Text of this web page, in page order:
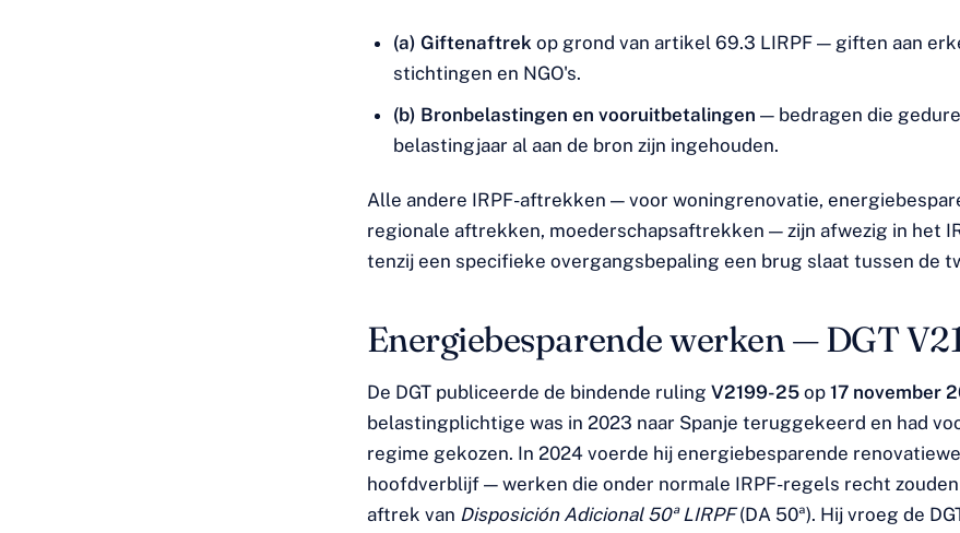
(a) Giftenaftrek op grond van artikel 69.3 LIRPF — giften aan
stichtingen en NGO's.
(b) Bronbelastingen en vooruitbetalingen — bedragen die
belastingjaar al aan de bron zijn ingehouden.
Alle andere IRPF-aftrekken — voor woningrenovatie,
regionale aftrekken, moederschapsaftrekken — zijn afwezig in het
tenzij een specifieke overgangsbepaling een brug slaat tussen de
Energiebesparende werken — DGT
De DGT publiceerde de bindende ruling V2199-25op 17 november
belastingplichtige was in 2023 naar Spanje teruggekeerd en had
regime gekozen. In 2024 voerde hij energiebesparende
hoofdverblijf — werken die onder normale IRPF-regels recht
aftrek van Disposición Adicional 50ª LIRPF(DA 50ª). Hij vroeg de